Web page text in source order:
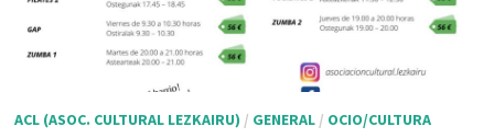
ACL (ASOC. CULTURAL LEZKAIRU) / GENERAL/ OCIO/CULTURA